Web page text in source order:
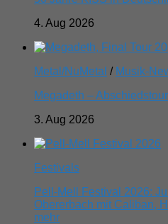
4. Aug 2026
Metal/NuMetal / Musik-
Megadeth –
3. Aug 2026
Festivals
Pell-Mell Festival 2026:
Obererbach mit Caliban,
mehr